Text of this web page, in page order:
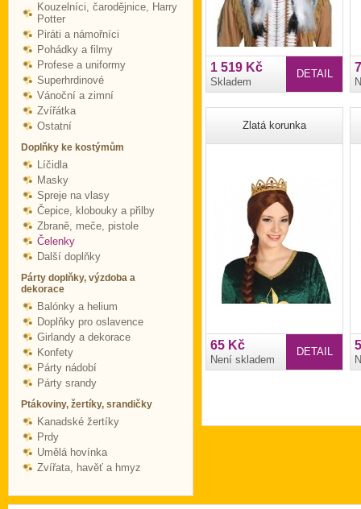
Kouzelníci, čarodějnice, Harry
Potter
Piráti a námořníci
Pohádky a filmy
Profese a uniformy
Superhrdinové
Vánoční a zimní
Zvířátka
Ostatní
Doplňky ke kostýmům
Líčidla
Masky
Spreje na vlasy
Čepice, klobouky a přilby
Zbraně, meče, pistole
Čelenky
Další doplňky
Párty doplňky, výzdoba a
dekorace
Balónky a helium
Doplňky pro oslavence
Girlandy a dekorace
Konfety
Párty nádobí
Párty srandy
Ptákoviny, žertíky, srandičky
Kanadské žertíky
Prdy
Umělá hovínka
Zvířata, havěť a hmyz
DETAIL
1 519 Kč
Skladem
Zlatá korunka
DETAIL
65 Kč
Není skladem